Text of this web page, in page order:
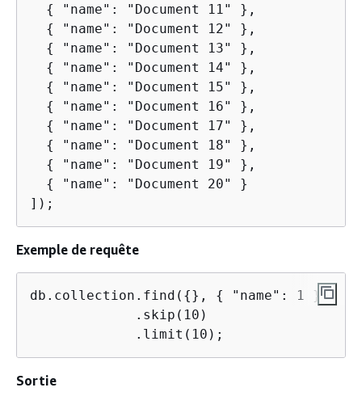
{
"name": "Document 11" },
{
"name": "Document 12" },
{
"name": "Document 13" },
{
"name": "Document 14" },
{
"name": "Document 15" },
{
"name": "Document 16" },
{
"name": "Document 17" },
{
"name": "Document 18" },
{
"name": "Document 19" },
{
"name": "Document 20" }
]);
Exemple de requête
db.collection.find( {}, {
"name": 1 })
             .skip(10)
             .limit(10);
Sortie